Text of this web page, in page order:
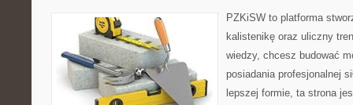
PZKiSW to platforma
kalistenikę oraz uliczny
wiedzy, chcesz budować
posiadania profesjonalnej
lepszej formie, ta strona